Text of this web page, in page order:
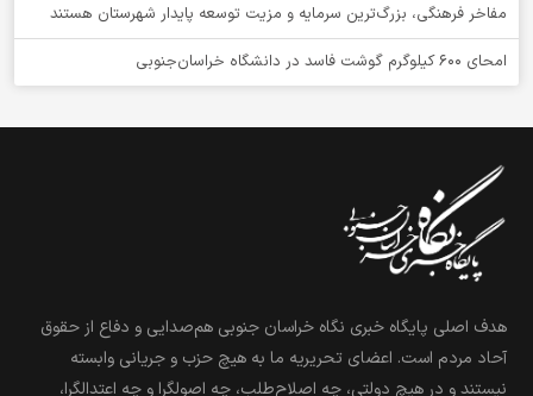
مفاخر فرهنگی، بزرگ‌ترین سرمایه و مزیت توسعه پایدار شهرستان هستند
امحای ۶۰۰ کیلوگرم گوشت فاسد در دانشگاه خراسان‌جنوبی
هدف اصلی پایگاه خبری نگاه خراسان جنوبی هم‌صدایی و دفاع از حقوق
آحاد مردم است. اعضای تحریریه ما به هیچ حزب و جریانی وابسته
نیستند و در هیچ دولتی، چه اصلاح‌طلب، چه اصولگرا و چه اعتدالگرا،